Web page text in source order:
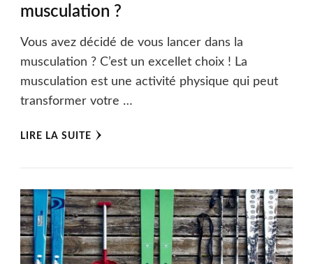
musculation ?
Vous avez décidé de vous lancer dans la
musculation ? C’est un excellet choix ! La
musculation est une activité physique qui peut
transformer votre …
LIRE LA SUITE